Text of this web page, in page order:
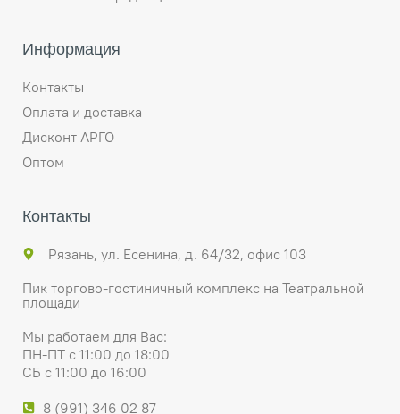
Информация
Контакты
Оплата и доставка
Дисконт АРГО
Оптом
Контакты
Рязань, ул. Есенина, д. 64/32, офис 103
Пик торгово-гостиничный комплекс на Театральной
площади
Мы работаем для Вас:
ПН-ПТ с 11:00 до 18:00
СБ с 11:00 до 16:00
8 (991) 346 02 87